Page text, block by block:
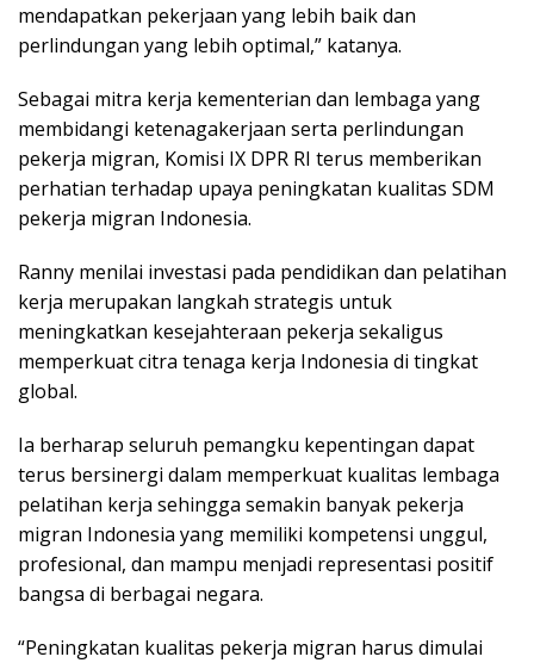
mendapatkan pekerjaan yang lebih baik dan
perlindungan yang lebih optimal,” katanya.
Sebagai mitra kerja kementerian dan lembaga yang
membidangi ketenagakerjaan serta perlindungan
pekerja migran, Komisi IX DPR RI terus memberikan
perhatian terhadap upaya peningkatan kualitas SDM
pekerja migran Indonesia.
Ranny menilai investasi pada pendidikan dan pelatihan
kerja merupakan langkah strategis untuk
meningkatkan kesejahteraan pekerja sekaligus
memperkuat citra tenaga kerja Indonesia di tingkat
global.
Ia berharap seluruh pemangku kepentingan dapat
terus bersinergi dalam memperkuat kualitas lembaga
pelatihan kerja sehingga semakin banyak pekerja
migran Indonesia yang memiliki kompetensi unggul,
profesional, dan mampu menjadi representasi positif
bangsa di berbagai negara.
“Peningkatan kualitas pekerja migran harus dimulai